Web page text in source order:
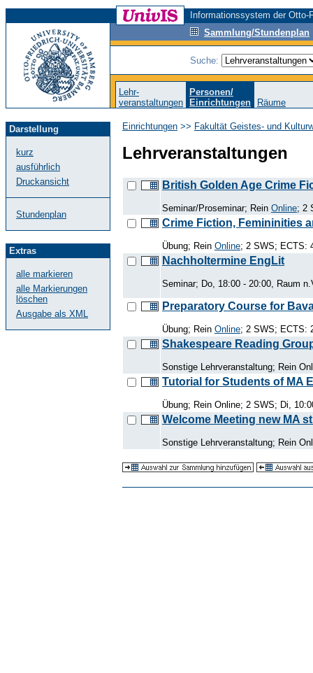
Informationssystem der
Sammlung/Stundenplan
Suche:
Lehr-
veranstaltungen
Personen/
Einrichtungen
Räume
Darstellung
kurz
ausführlich
Druckansicht
Stundenplan
Extras
alle markieren
alle Markierungen
löschen
Ausgabe als XML
Einrichtungen >> Fakultät Geistes- und
Lehrveranstaltungen
British Golden Age Crime
Seminar/Proseminar; Rein Online; 2
Crime Fiction, Femininities
Übung; Rein Online; 2 SWS; ECTS:
Nachholtermine EngLit
Seminar; Do, 18:00 - 20:00, Raum
Preparatory Course for
Übung; Rein Online; 2 SWS; ECTS:
Shakespeare Reading
Sonstige Lehrveranstaltung; Rein
Tutorial for Students of MA
Übung; Rein Online; 2 SWS; Di,
Welcome Meeting new MA
Sonstige Lehrveranstaltung; Rein